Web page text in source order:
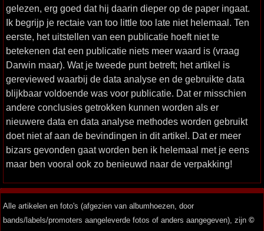
gelezen, erg goed dat hij daarin dieper op de paper ingaat.
Ik begrijp je rectaie van too little too late niet helemaal. Ten
eerste, het uitstellen van een publicatie hoeft niet te
betekenen dat een publicatie niets meer waard is (vraag
Darwin maar). Wat je tweede punt betreft; het artikel is
gereviewed waarbij de data analyse en de gebruikte data
blijkbaar voldoende was voor publicatie. Dat er misschien
andere conclusies getrokken kunnen worden als er
nieuwere data en data analyse methodes worden gebruikt
doet niet af aan de bevindingen in dit artikel. Dat er meer
bizars gevonden gaat worden ben ik helemaal met je eens
maar ben vooral ook zo benieuwd naar de verpakking!
Alle artikelen en foto's (afgezien van albumhoezen, door
bands/labels/promoters aangeleverde fotos of anders aangegeven), zijn ©